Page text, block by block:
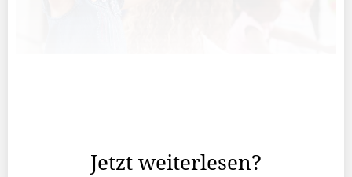
Jetzt weiterlesen?